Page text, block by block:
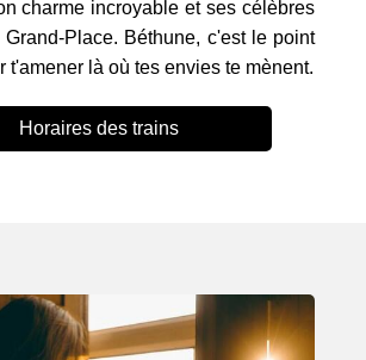
charme incroyable et ses célèbres
Place. Béthune, c'est le point
t'amener là où tes envies te mènent.
Horaires des trains